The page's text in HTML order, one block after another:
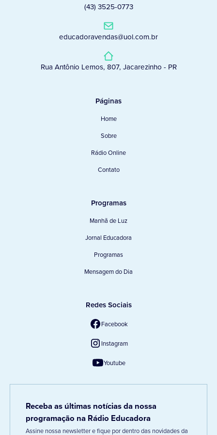
(43) 3525-0773
educadoravendas@uol.com.br
Rua Antônio Lemos, 807, Jacarezinho - PR
Páginas
Home
Sobre
Rádio Online
Contato
Programas
Manhã de Luz
Jornal Educadora
Programas
Mensagem do Dia
Redes Sociais
Facebook
Instagram
Youtube
Receba as últimas notícias da nossa
programação na Rádio Educadora
Assine nossa newsletter e fique por dentro das novidades da